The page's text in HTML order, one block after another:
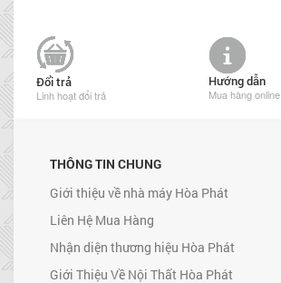
Đổi trả
Linh hoạt đổi trả
Hướng dẫn
Mua hàng online
THÔNG TIN CHUNG
Giới thiệu về nhà máy Hòa Phát
Liên Hệ Mua Hàng
Nhận diện thương hiệu Hòa Phát
Giới Thiệu Về Nội Thất Hòa Phát